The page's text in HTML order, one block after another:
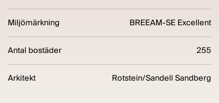
Miljömärkning BREEAM-SE Excellent
Antal bostäder 255
Arkitekt Rotstein/Sandell Sandberg